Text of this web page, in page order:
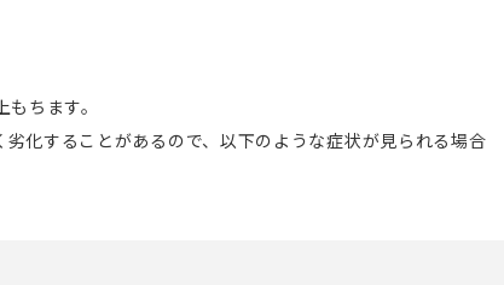
ちます。
化することがあるので、以下のような症状が見られる場合